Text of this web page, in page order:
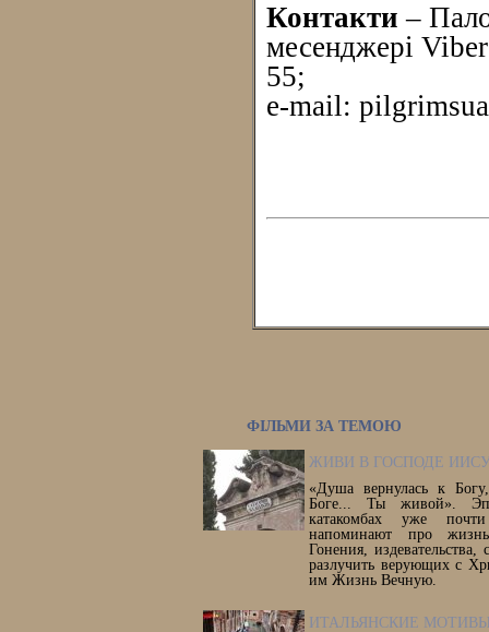
Контакти–
месенджері
55;
e-mail:
ФІЛЬМИ ЗА ТЕМОЮ
ЖИВИ В ГОСПОДЕ
«Душа вернулась к
Боге... Ты живой».
катакомбах уже
напоминают про
Гонения,
разлучить верующих с
им Жизнь Вечную.
ИТАЛЬЯНСКИЕ